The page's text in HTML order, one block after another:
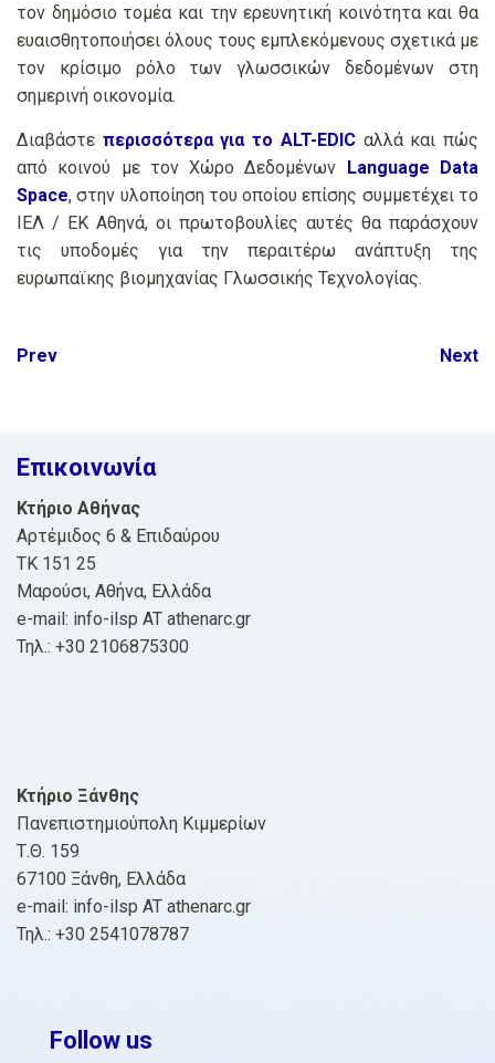
τον δημόσιο τομέα και την ερευνητική κοινότητα και θα
ευαισθητοποιήσει όλους τους εμπλεκόμενους σχετικά με
τον κρίσιμο ρόλο των γλωσσικών δεδομένων στη
σημερινή οικονομία.
Διαβάστε περισσότερα για το ALT-EDICαλλά και πώς
από κοινού με τον Χώρο Δεδομένων Language Data
Space, στην υλοποίηση του οποίου επίσης συμμετέχει το
ΙΕΛ / ΕΚ Αθηνά, οι πρωτοβουλίες αυτές θα παράσχουν
τις υποδομές για την περαιτέρω ανάπτυξη της
ευρωπαϊκης βιομηχανίας Γλωσσικής Τεχνολογίας.
Post
Prev Next
Επικοινωνία
Κτήριο Αθήνας
Αρτέμιδος 6 & Επιδαύρου
ΤΚ 151 25
Μαρούσι, Αθήνα, Ελλάδα
e-mail: info-ilsp AT athenarc.gr
Τηλ.: +30 2106875300
Κτήριο Ξάνθης
Πανεπιστημιούπολη Κιμμερίων
Τ.Θ. 159
67100 Ξάνθη, Ελλάδα
e-mail: info-ilsp AT athenarc.gr
Τηλ.: +30 2541078787
Follow us